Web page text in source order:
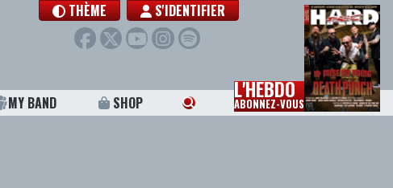
THÈME S'IDENTIFIER
MY BAND SHOP L'HEBDO
ABONNEZ-VOUS